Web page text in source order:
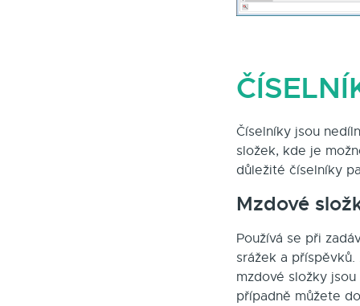
Číselníky jsou
složek, kde je
důležité číselníky
Mzdové
Používá se při
srážek a
mzdové složky
případně můžete